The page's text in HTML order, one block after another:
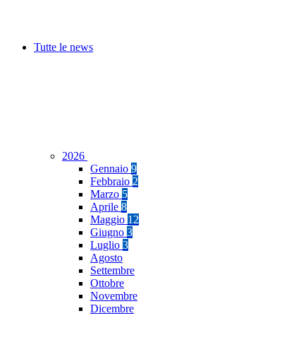
Tutte le news
2026
Gennaio 9
Febbraio 2
Marzo 5
Aprile 8
Maggio 12
Giugno 3
Luglio 3
Agosto
Settembre
Ottobre
Novembre
Dicembre